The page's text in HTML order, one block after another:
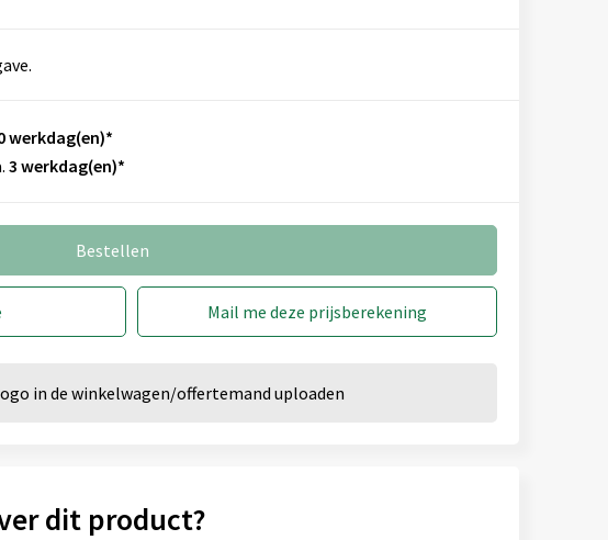
werkdag(en)*
3 werkdag(en)*
Bestellen
Mail me deze prijsberekening
in de winkelwagen/offertemand uploaden
dit product?